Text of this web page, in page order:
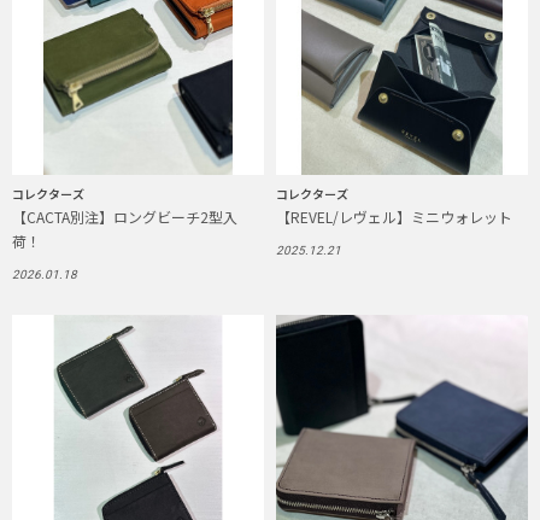
コレクターズ
【CACTA別注】ロングビーチ2型入
荷！
2026.01.18
コレクターズ
【REVEL/レヴェル】ミニウォレット
2025.12.21